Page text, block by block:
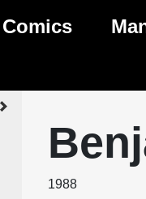
BD
sorties BD
Comics
Genres Comics
1988